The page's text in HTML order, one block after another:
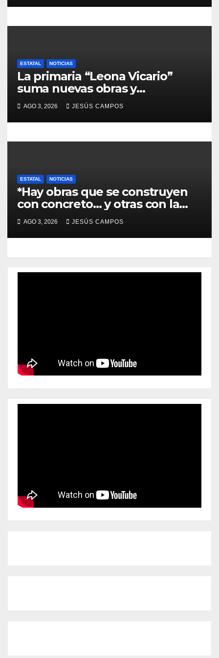
d
a
s
ESTATAL NOTICIAS
La primaria “Leona Vicario”
suma nuevas obras y
compromisos para fortalecer su
infraestructura
AGO 3, 2026 JESÚS CAMPOS
ESTATAL NOTICIAS
*Hay obras que se construyen
con concreto… y otras con la
convicción de brindar una
mejor atención a quienes más
lo necesitan.*
AGO 3, 2026 JESÚS CAMPOS